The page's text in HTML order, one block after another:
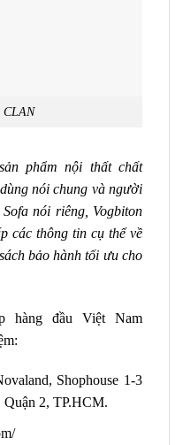
CLAN
phẩm nội thất chất
nói chung và người
nói riêng, Vogbiton
các thông tin cụ thể về
bảo hành tối ưu cho
hàng đầu Việt Nam
Shophouse 1-3
2, TP.HCM.